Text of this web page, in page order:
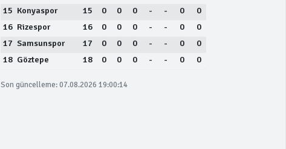
15 Konyaspor 15 0 0 0 - - 0
0
16 Rizespor 16 0 0 0 - - 0
0
17 Samsunspor 17 0 0 0 - - 0
0
18 Göztepe 18 0 0 0 - - 0 0
Son güncelleme: 07.08.2026 19:00:14